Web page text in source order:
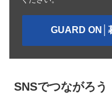
GUARD ON│
SNSでつながろう